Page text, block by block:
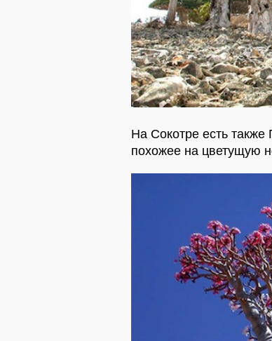
На Сокотре есть
похожее на цветущую